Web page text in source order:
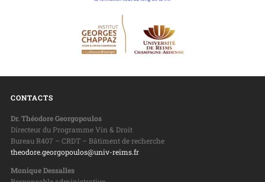
CONTACTS
Dr. Théodore Georgopoulos
Directeur du Programme Vin & Droit
Bureau R407 – CRDT – Bâtiment de recherche
theodore.georgopoulos@univ-reims.fr
Monique Dessalles